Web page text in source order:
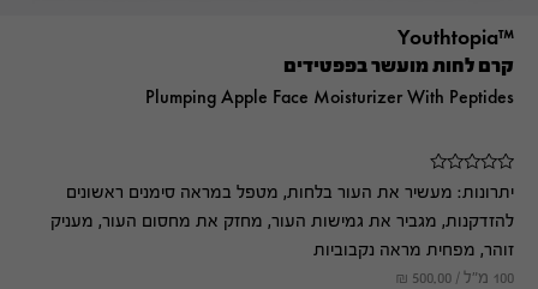
™Youthtopia
קרם לחות מועשר בפפטידים
Plumping Apple Face Moisturizer With Peptides
יתרונות: מעשיר את העור בלחות, מטפל במראה סימנים ראשונים
להזדקנות, מגביר את גמישות העור, מחזק את מחסום העור, מעניק
זוהר, מפחית מראה נקבוביות
100 מ"ל / ₪ 500.00